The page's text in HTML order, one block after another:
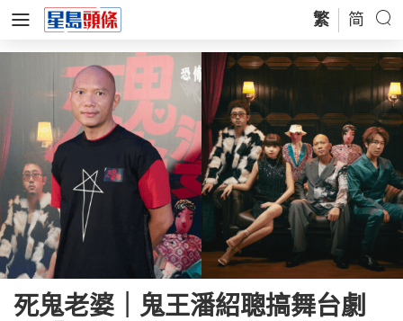
繁 简
死鬼老婆｜鬼王潘紹聰搞舞台劇